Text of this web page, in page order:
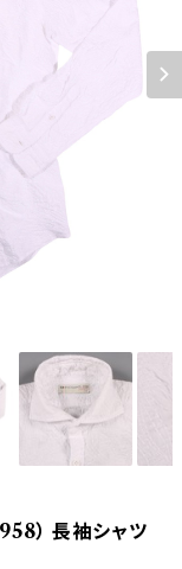
） 長袖シャツ